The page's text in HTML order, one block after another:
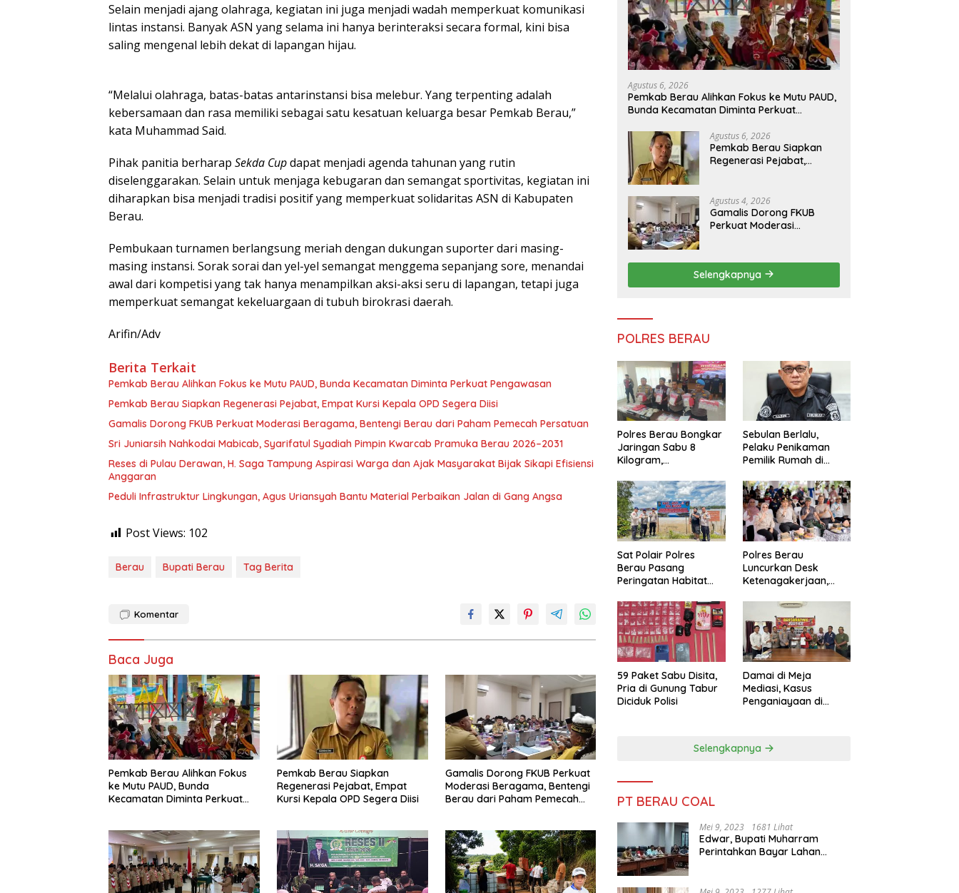
Selain menjadi ajang olahraga, kegiatan ini juga menjadi wadah memperkuat komunikasi
lintas instansi. Banyak ASN yang selama ini hanya berinteraksi secara formal, kini bisa
saling mengenal lebih dekat di lapangan hijau.
“Melalui olahraga, batas-batas antarinstansi bisa melebur. Yang terpenting adalah
kebersamaan dan rasa memiliki sebagai satu kesatuan keluarga besar Pemkab Berau,”
kata Muhammad Said.
Pihak panitia berharap Sekda Cupdapat menjadi agenda tahunan yang rutin
diselenggarakan. Selain untuk menjaga kebugaran dan semangat sportivitas, kegiatan ini
diharapkan bisa menjadi tradisi positif yang memperkuat solidaritas ASN di Kabupaten
Berau.
Pembukaan turnamen berlangsung meriah dengan dukungan suporter dari masing-
masing instansi. Sorak sorai dan yel-yel semangat menggema sepanjang sore, menandai
awal dari kompetisi yang tak hanya menampilkan aksi-aksi seru di lapangan, tetapi juga
memperkuat semangat kekeluargaan di tubuh birokrasi daerah.
Arifin/Adv
Berita Terkait
Pemkab Berau Alihkan Fokus ke Mutu PAUD, Bunda Kecamatan Diminta Perkuat Pengawasan
Pemkab Berau Siapkan Regenerasi Pejabat, Empat Kursi Kepala OPD Segera Diisi
Gamalis Dorong FKUB Perkuat Moderasi Beragama, Bentengi Berau dari Paham Pemecah Persatuan
Sri Juniarsih Nahkodai Mabicab, Syarifatul Syadiah Pimpin Kwarcab Pramuka Berau 2026–2031
Reses di Pulau Derawan, H. Saga Tampung Aspirasi Warga dan Ajak Masyarakat Bijak Sikapi Efisiensi
Anggaran
Peduli Infrastruktur Lingkungan, Agus Uriansyah Bantu Material Perbaikan Jalan di Gang Angsa
Post Views: 102
Berau Bupati Berau Tag Berita
Komentar
Baca Juga
Pemkab Berau Alihkan Fokus
ke Mutu PAUD, Bunda
Kecamatan Diminta Perkuat
Pemkab Berau Siapkan
Regenerasi Pejabat, Empat
Kursi Kepala OPD Segera Diisi
Gamalis Dorong FKUB Perkuat
Moderasi Beragama, Bentengi
Berau dari Paham Pemecah
Agustus 6, 2026
Pemkab Berau Alihkan Fokus ke Mutu PAUD,
Bunda Kecamatan Diminta Perkuat
Agustus 6, 2026
Pemkab Berau Siapkan
Regenerasi Pejabat,
Agustus 4, 2026
Gamalis Dorong FKUB
Perkuat Moderasi
Persatuan
Selengkapnya
POLRES BERAU
Polres Berau Bongkar
Jaringan Sabu 8
Kilogram,
dari Dalam Lapas
Tarakan
Sebulan Berlalu,
Pelaku Penikaman
Pemilik Rumah di
Diburu Polisi
Sat Polair Polres
Berau Pasang
Peringatan Habitat
Polres Berau
Luncurkan Desk
Ketenagakerjaan,
Didorong Tuntas
Lewat Mediasi
59 Paket Sabu Disita,
Pria di Gunung Tabur
Diciduk Polisi
Damai di Meja
Mediasi, Kasus
Penganiayaan di
Selengkapnya
PT BERAU COAL
Mei 9, 2023 1681 Lihat
Edwar, Bupati Muharram
Perintahkan Bayar Lahan